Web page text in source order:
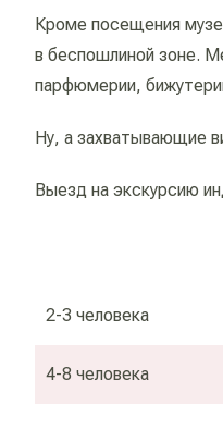
Кроме посещения
в беспошлиной зоне.
парфюмерии,
Ну, а захватывающие
Выезд на экскурсию
2-3 человека
4-8 человека